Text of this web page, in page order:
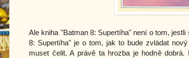
Ale kniha "Batman 8: Supertíha" není o tom,
8: Supertíha" je o tom, jak to bude zvládat
muset čelit. A právě ta hrozba je hodně